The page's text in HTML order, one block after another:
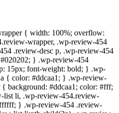
{ width: 100%; overflow:
wrapper, .wp-review-454
.review-desc p, .wp-review-454
} .wp-review-454
15px; font-weight: bold; } .wp-
{ color: #ddcaa1; } .wp-review-
background: #ddcaa1; color: #fff;
list li, .wp-review-454.review-
} .wp-review-454 .review-